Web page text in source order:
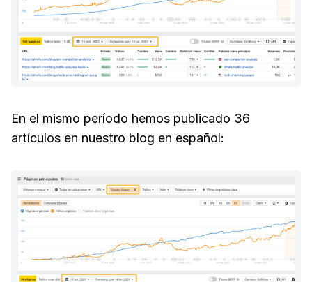
En el mismo período hemos publicado 36
artículos en nuestro blog en español: